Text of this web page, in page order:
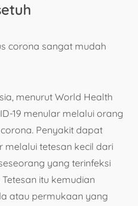
corona sangat mudah
menurut World Health
19 menular melalui orang
Penyakit dapat
tetesan kecil dari
yang terinfeksi
itu kemudian
atau permukaan yang